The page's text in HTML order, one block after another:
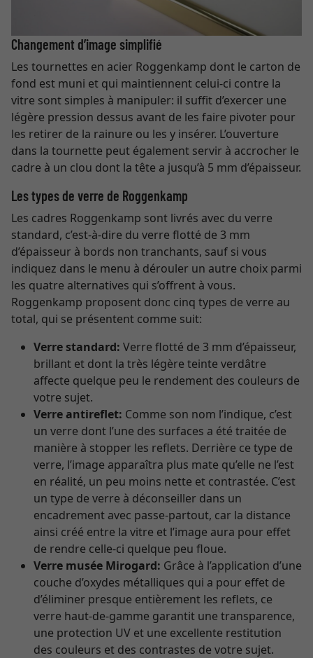
Changement d’image simplifié
Les tournettes en acier Roggenkamp dont le carton de
fond est muni et qui maintiennent celui-ci contre la
vitre sont simples à manipuler: il suffit d’exercer une
légère pression dessus avant de les faire pivoter pour
les retirer de la rainure ou les y insérer. L’ouverture
dans la tournette peut également servir à accrocher le
cadre à un clou dont la tête a jusqu’à 5 mm d’épaisseur.
Les types de verre de Roggenkamp
Les cadres Roggenkamp sont livrés avec du verre
standard, c’est-à-dire du verre flotté de 3 mm
d’épaisseur à bords non tranchants, sauf si vous
indiquez dans le menu à dérouler un autre choix parmi
les quatre alternatives qui s’offrent à vous.
Roggenkamp proposent donc cinq types de verre au
total, qui se présentent comme suit:
Verre standard: Verre flotté de 3 mm d’épaisseur,
brillant et dont la très légère teinte verdâtre
affecte quelque peu le rendement des couleurs de
votre sujet.
Verre antireflet: Comme son nom l’indique, c’est
un verre dont l’une des surfaces a été traitée de
manière à stopper les reflets. Derrière ce type de
verre, l’image apparaîtra plus mate qu’elle ne l’est
en réalité, un peu moins nette et contrastée. C’est
un type de verre à déconseiller dans un
encadrement avec passe-partout, car la distance
ainsi créé entre la vitre et l’image aura pour effet
de rendre celle-ci quelque peu floue.
Verre musée Mirogard: Grâce à l’application d’une
couche d’oxydes métalliques qui a pour effet de
d’éliminer presque entièrement les reflets, ce
verre haut-de-gamme garantit une transparence,
une protection UV et une excellente restitution
des couleurs et des contrastes de votre sujet.